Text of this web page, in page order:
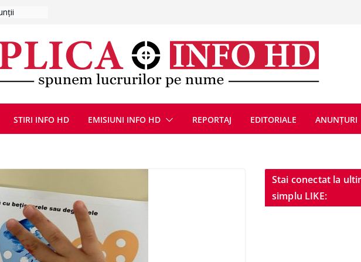
traseu
a
cu
un
Evul
STIRI INFO HD EMISIUNI INFO HD REPORTAJ EDITORIALE ANUNȚURI
Stai conectat la
simplu LIKE: